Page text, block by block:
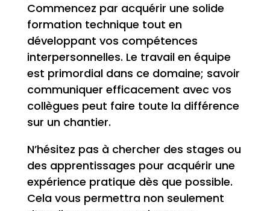
Commencez par acquérir une solide
formation technique tout en
développant vos compétences
interpersonnelles. Le travail en équipe
est primordial dans ce domaine; savoir
communiquer efficacement avec vos
collègues peut faire toute la différence
sur un chantier.
N’hésitez pas à chercher des stages ou
des apprentissages pour acquérir une
expérience pratique dès que possible.
Cela vous permettra non seulement